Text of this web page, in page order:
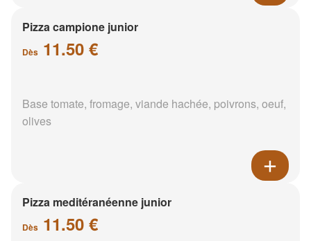
Pizza campione junior
Dès 11.50 €
Base tomate, fromage, viande hachée, poivrons, oeuf,
olives
Pizza meditéranéenne junior
Dès 11.50 €